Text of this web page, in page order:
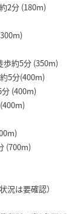
2分 (180m)
歩約5分 (350m)
5分(400m)
(400m)
(700m)
況は要確認）